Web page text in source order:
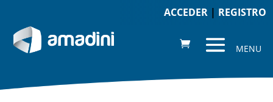
ACCEDER| REGISTRO